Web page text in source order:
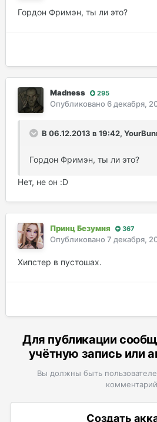
Гордон Фримэн, ты ли это?
Madness 295
Опубликовано 6 декабря,
В 06.12.2013 в 19:42,
Гордон Фримэн, ты ли это?
Нет, не он :D
Принц Безумия 367
Опубликовано 7 декабря,
Хипстер в пустошах.
Для публикации
учётную запись или
Вы должны быть
комментарий
Создать